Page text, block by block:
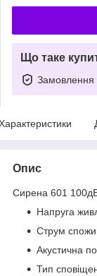
Що таке
Замовлення
Опис
Сирена 601
Напруга
Струм
Акустична
Тип